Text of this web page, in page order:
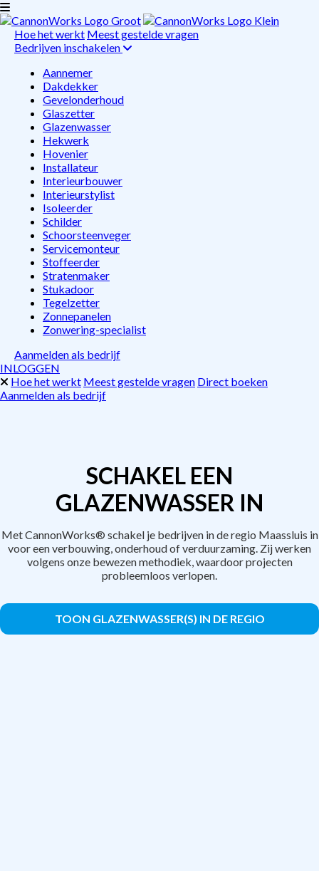
Hoe het werkt Meest gestelde vragen
Bedrijven inschakelen
Aannemer
Dakdekker
Gevelonderhoud
Glaszetter
Glazenwasser
Hekwerk
Hovenier
Installateur
Interieurbouwer
Interieurstylist
Isoleerder
Schilder
Schoorsteenveger
Servicemonteur
Stoffeerder
Stratenmaker
Stukadoor
Tegelzetter
Zonnepanelen
Zonwering-specialist
Aanmelden als bedrijf
INLOGGEN
Hoe het werkt Meest gestelde vragen Direct boeken
Aanmelden als bedrijf
SCHAKEL EEN
GLAZENWASSER IN
Met CannonWorks® schakel je bedrijven in de regio Maassluis in
voor een verbouwing, onderhoud of verduurzaming. Zij werken
volgens onze bewezen methodiek, waardoor projecten
probleemloos verlopen.
TOON GLAZENWASSER(S) IN DE REGIO